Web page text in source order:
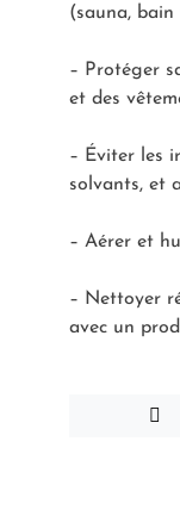
(sauna,
– Protéger
et des
– Éviter les
solvants, et
– Aérer et
– Nettoyer
avec un